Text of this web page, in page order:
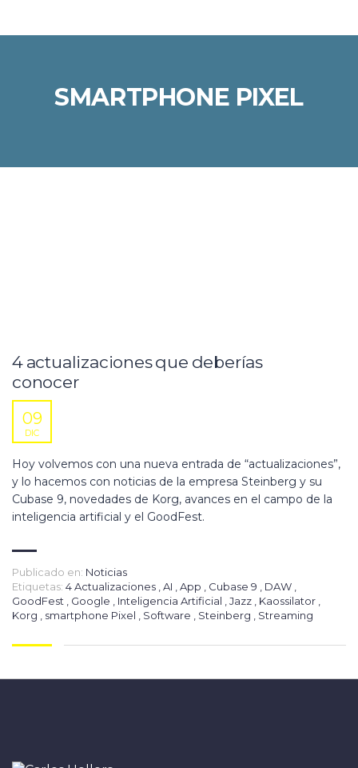
SMARTPHONE PIXEL
4 actualizaciones que deberías
conocer
09
DIC
Hoy volvemos con una nueva entrada de “actualizaciones”,
y lo hacemos con noticias de la empresa Steinberg y su
Cubase 9, novedades de Korg, avances en el campo de la
inteligencia artificial y el GoodFest.
Publicado en: Noticias
Etiquetas: 4 Actualizaciones AI App Cubase 9 DAW
GoodFest
Google Inteligencia Artificial Jazz Kaossilator
Korg
smartphone Pixel Software Steinberg Streaming